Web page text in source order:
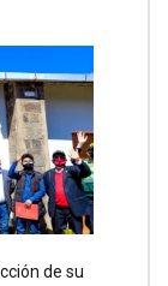
de su